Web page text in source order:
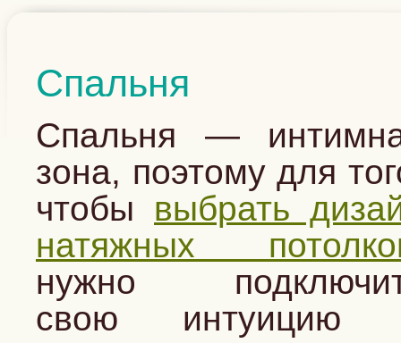
Спальня
Спальня —
зона, поэтому для
чтобы выбрать
натяжных
нужно
свою интуицию